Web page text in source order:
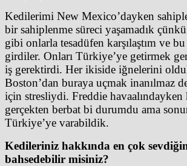
Kedilerimi New Mexico’dayken
bir sahiplenme süreci yaşamadık çünkü
gibi onlarla tesadüfen karşılaştım ve
girdiler. Onları Türkiye’ye getirmek
iş gerektirdi. Her ikiside iğnelerini
Boston’dan buraya uçmak inanılmaz
için stresliydi. Freddie havaalındayken
gerçekten berbat bi durumdu ama
Türkiye’ye varabildik.
Kedileriniz hakkında en çok
bahsedebilir misiniz?